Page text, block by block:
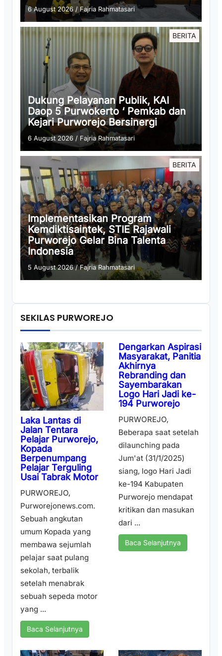
6 August 2026 /Fajria Rahmatasari
BERITA
Dukung Pelayanan Publik, KAI
Daop 5 Purwokerto ‘ Pemkab dan
Kejari Purworejo Bersinergi
6 August 2026 / Fajria Rahmatasari
BERITA
Implementasikan Program
Kemdiktisaintek, STIE Rajawali
Purworejo Gelar Bina Talenta
Indonesia
5 August 2026/Fajria Rahmatasari
SEKILAS PURWOREJO
Laka Lantas di
Jalan Tentara
Pelajar Purworejo,
Kopada
Berpenumpang
Pelajar Terguling
Usai Tabrak Motor
PURWOREJO,
Purworejonews.com.
Sebuah angkutan
umum Kopada yang
membawa sejumlah
pelajar saat pulang
sekolah, terbalik
setelah menabrak
sebuah sepeda motor
yang ...
Baca Selanjutnya
Dengarkan Aspirasi
Masyarakat, Panitia
Akhirnya
Rebranding dan
Sayembarakan
Logo Hari Jadi ke-
194 Purworejo
PURWOREJO,
Beberapa saat setelah
dilaunching pada
Jum'at (31/1/2025)
siang, logo Hari Jadi
ke-194 Kabupaten
Purworejo mendapat
kritikan dan masukan
dari ...
Baca Selanjutnya